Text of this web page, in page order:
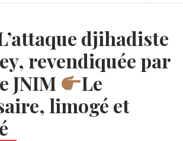
djihadiste
revendiquée par
JNIM
Le
limogé et